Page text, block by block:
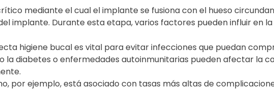
mediante el cual el implante se fusiona con el hueso
implante. Durante esta etapa, varios factores pueden influir en
higiene bucal es vital para evitar infecciones que puedan
la diabetes o enfermedades autoinmunitarias pueden afectar la
por ejemplo, está asociado con tasas más altas de